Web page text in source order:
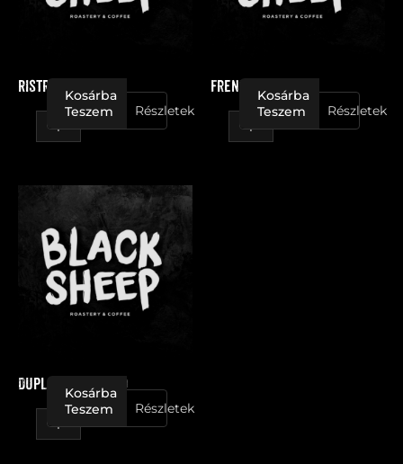
Ristretto
Részletek
Kosárba
Teszem
French Press
Részletek
Kosárba
Teszem
Dupla Cappuccino
Részletek
Dupla
Cappuccino
mennyiség
Kosárba
Teszem